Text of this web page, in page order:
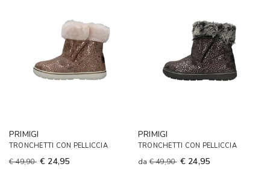
PRIMIGI
TRONCHETTI CON PELLICCIA
€ 49,90 € 24,95
PRIMIGI
TRONCHETTI CON PELLICCIA
da€ 49,90 € 24,95